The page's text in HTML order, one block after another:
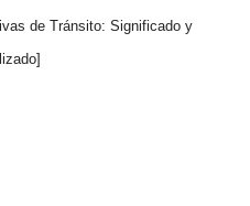
de Tránsito: Significado y